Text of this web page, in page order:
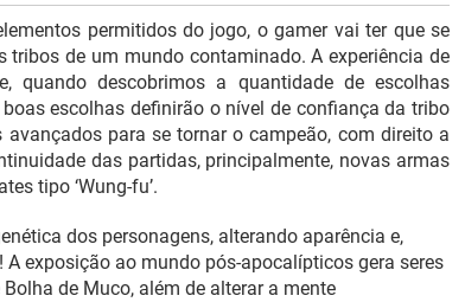
permitidos do jogo, o gamer vai ter que se
tribos de um mundo contaminado. A experiência de
quando descobrimos a quantidade de escolhas
escolhas definirão o nível de confiança da tribo
para se tornar o campeão, com direito a
das partidas, principalmente, novas armas
tipo ‘Wung-fu’.
dos personagens, alterando aparência e,
exposição ao mundo pós-apocalípticos gera seres
de Muco, além de alterar a mente